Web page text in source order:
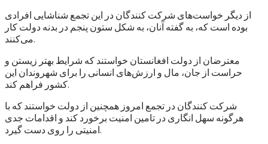
از دیگر خواست‌های شرکت کنندگان در این تجمع شناشایی افرادی
بوده است که، به گفته آنان، به شکل ستون پنجم در بدنه دولت کار
می‌کنند.
معترضان از دولت افغانستان خواستند که شرایط بهتر زیستن و
حراست از جان، مال و ارزش‌های انسانی را برای شهروندان این
کشور فراهم کند.
شرکت کنندگان در تجمع امروز همچنین از دولت خواستند که با
هرگونه سهل انگاری در تامین امنیت برخورد کند و اقدامات جدی
امنیتی را روی دست گیرد.